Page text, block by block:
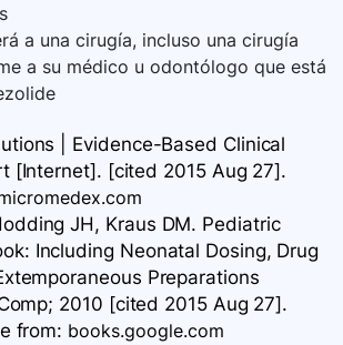
a una cirugía, incluso una cirugía
a su médico u odontólogo que está
| Evidence-Based Clinical
[Internet]. [cited 2015 Aug 27].
JH, Kraus DM. Pediatric
Including Neonatal Dosing, Drug
Preparations
2010 [cited 2015 Aug 27].
from: books.google.com